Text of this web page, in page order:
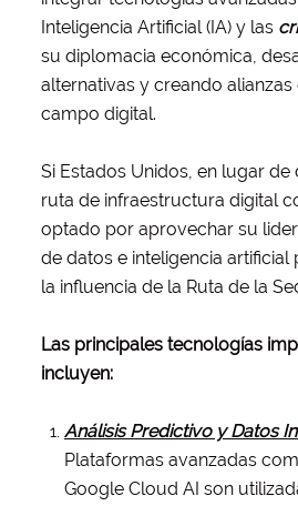
Inteligencia Artificial (IA) y las
su diplomacia económica,
alternativas y creando
campo digital.
Si Estados Unidos, en lugar
ruta de infraestructura digital
optado por aprovechar su
de datos e inteligencia
la influencia de la Ruta de la
Las principales tecnologías
incluyen:
Análisis Predictivo y Datos
Plataformas avanzadas
Google Cloud AI son